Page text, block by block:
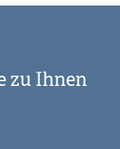
zu Ihnen